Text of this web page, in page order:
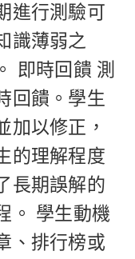
進行測驗可
識薄弱之
即時回饋 測
回饋。學生
加以修正，
的理解程度
長期誤解的
。 學生動機
、排行榜或